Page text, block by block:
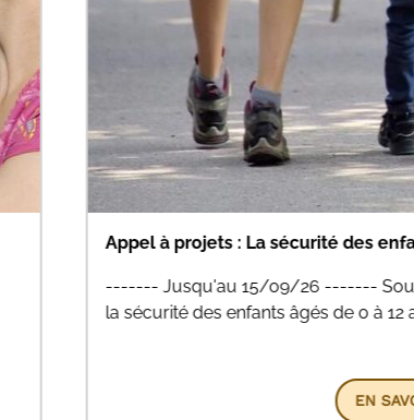
de
Appel à projet jeunesse
------- Jusqu'au 16/09/26
secteurs de l’Aide à la